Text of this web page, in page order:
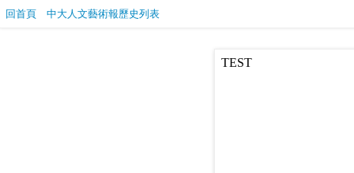
回首頁 中大人文藝術報歷史列表